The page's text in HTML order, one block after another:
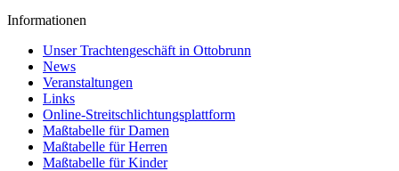
Informationen
Unser Trachtengeschäft in Ottobrunn
News
Veranstaltungen
Links
Online-Streitschlichtungsplattform
Maßtabelle für Damen
Maßtabelle für Herren
Maßtabelle für Kinder